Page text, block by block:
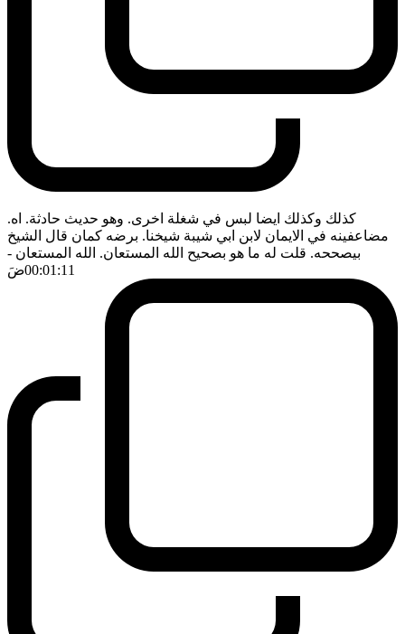
كذلك وكذلك ايضا لبس في شغلة اخرى. وهو حديث حادثة. اه.
مضاعفينه في الايمان لابن ابي شيبة شيخنا. برضه كمان قال الشيخ
بيصححه. قلت له ما هو بصحيح الله المستعان. الله المستعان -
00:01:11ضَ